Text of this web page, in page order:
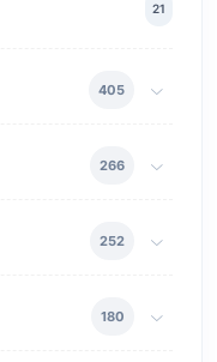
21
405
266
252
180